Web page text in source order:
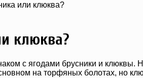
или клюква?
клюква?
с ягодами брусники и
на торфяных болотах, но